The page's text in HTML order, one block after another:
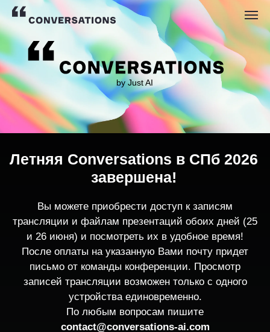
by Just AI
трансляции и файлам презентаций обоих дней (25
После оплаты на указанную Вами почту придет
записей трансляции возможен только с одного
устройства единовременно.
По любым вопросам пишите
contact@conversations-ai.co m
Летняя Conversations в СПб 2026
завершена!
Ждем вас 2 декабря на
Conversations 2026 в Москве